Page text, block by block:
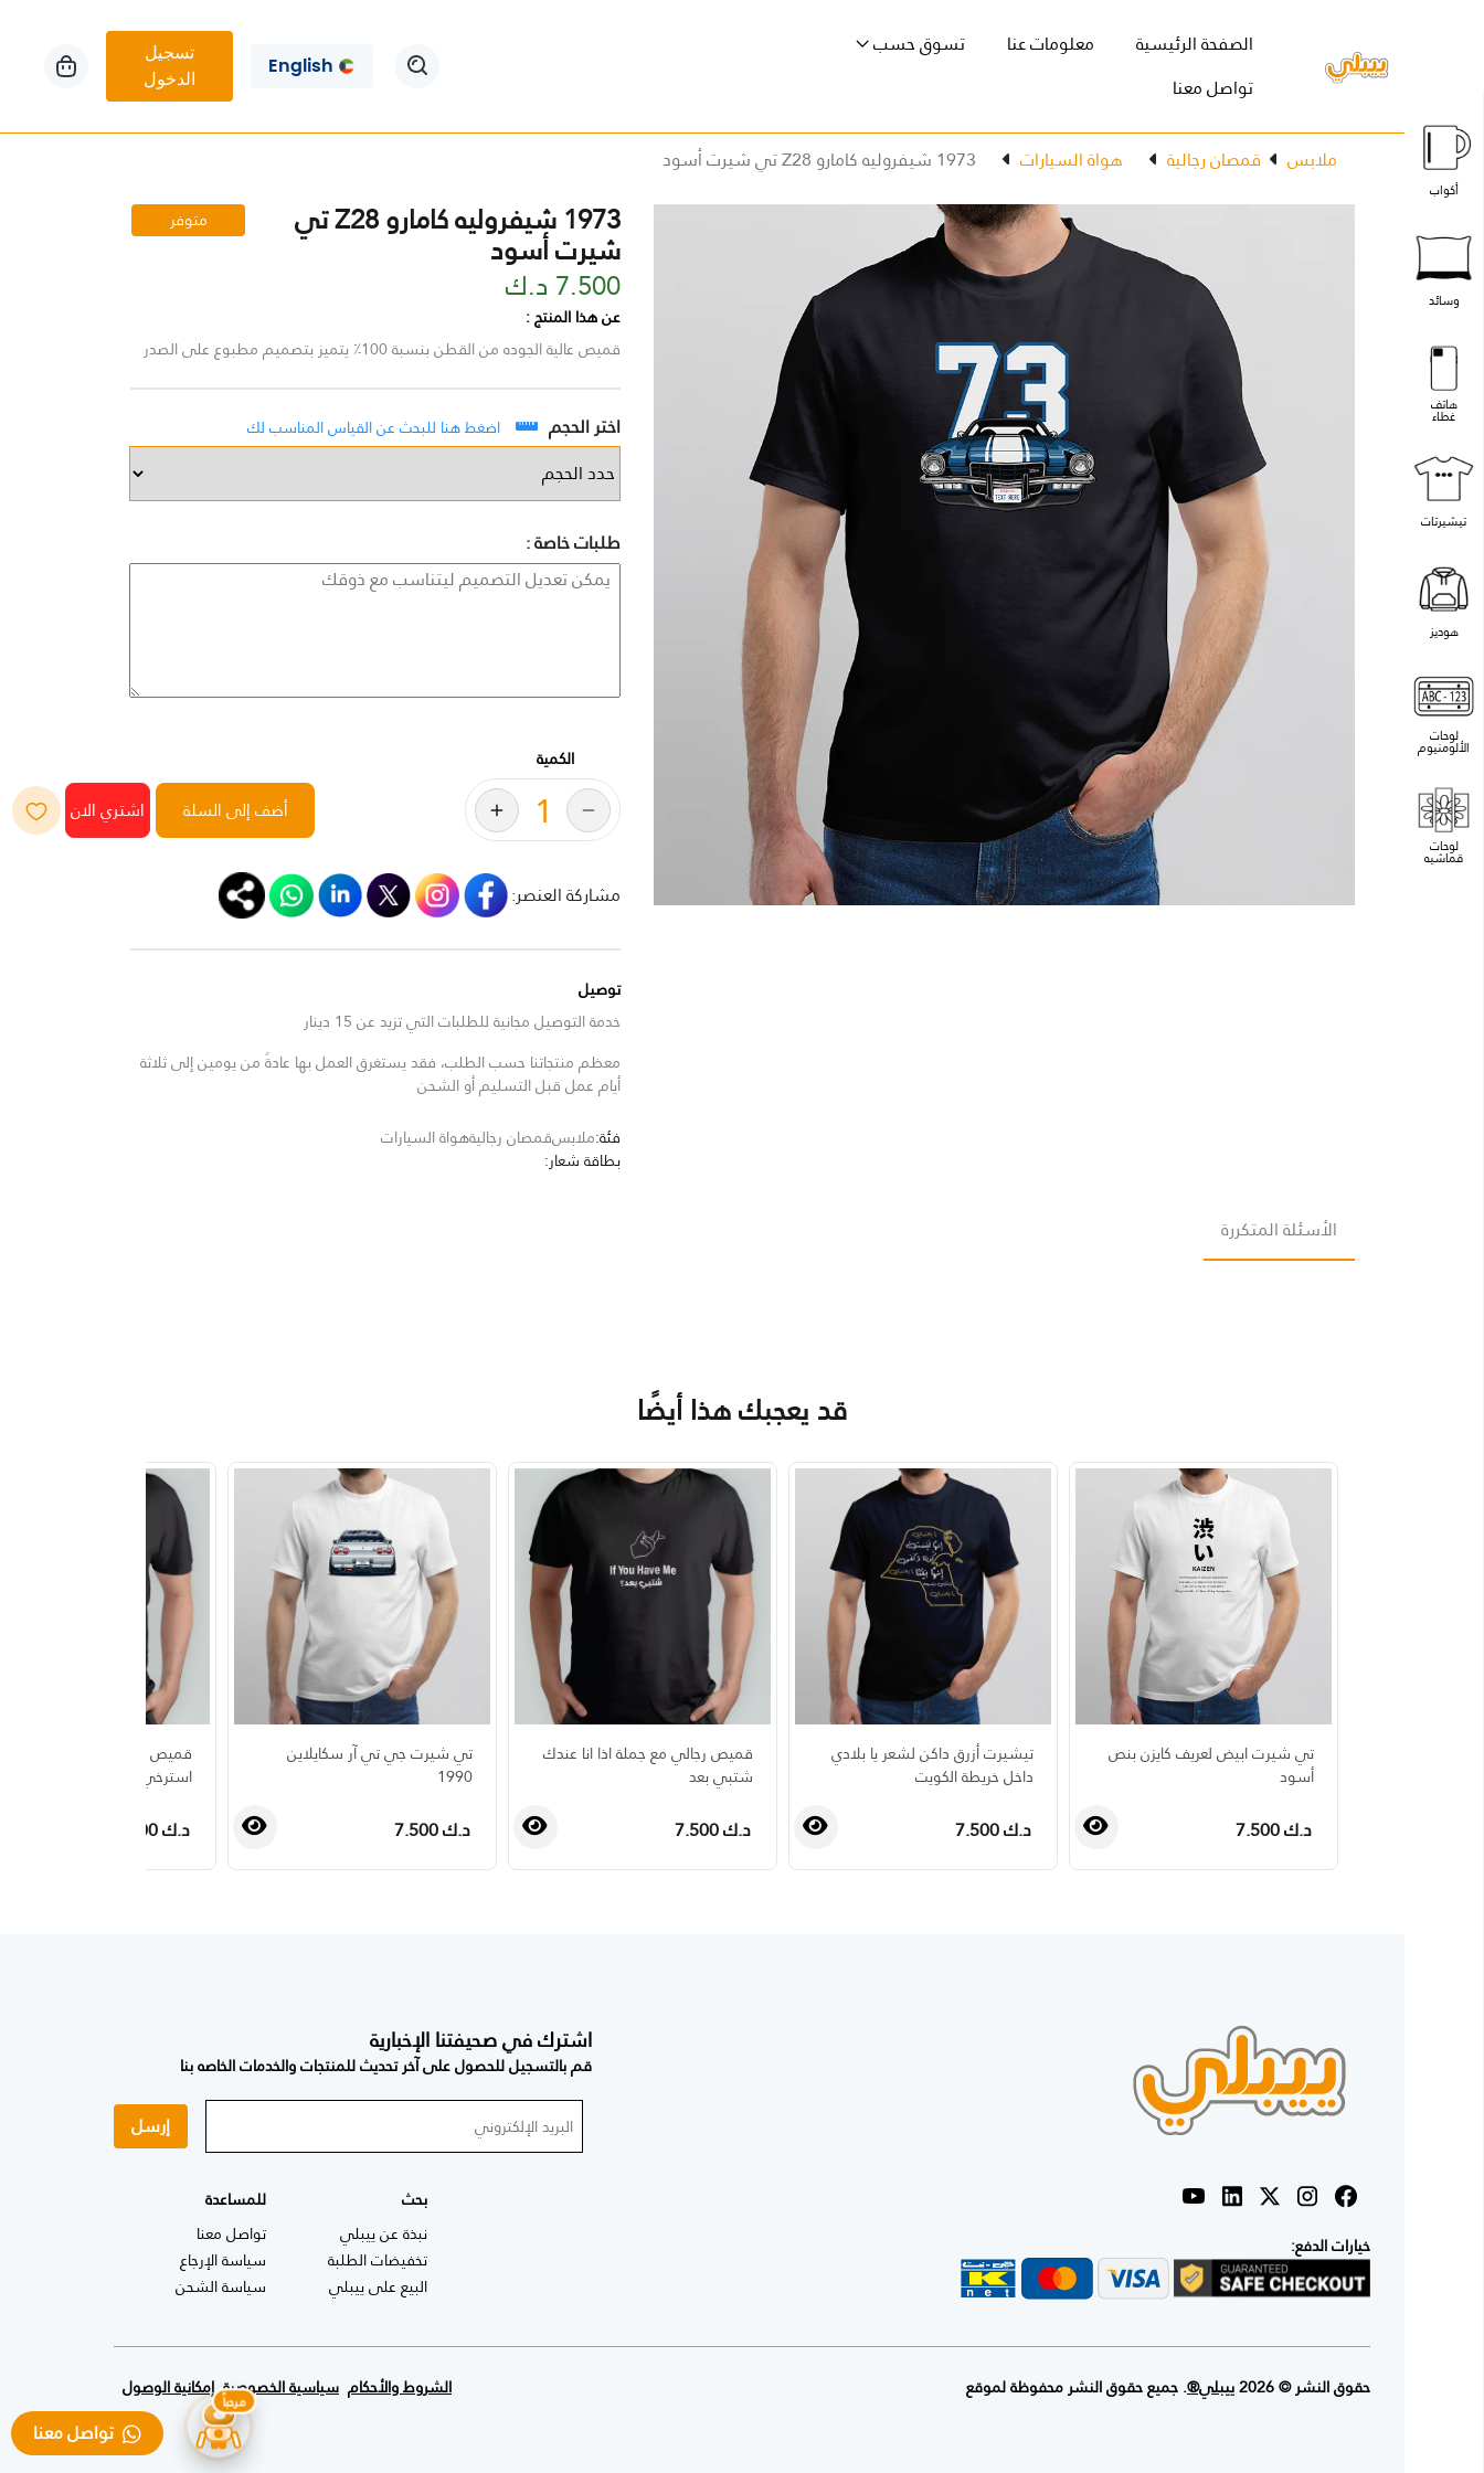
أكواب
وسائد
هاتف
غطاء
تيشيرتات
هوديز
لوحات
الألومنيوم
لوحات
قماشيه
الصفحة الرئيسية
(current) معلومات عنا
تسوق حسب
تواصل معنا
English
تسجيل
الدخول
ملابس قمصان رجالية هواة السيارات 1973 شيفروليه كامارو Z28 تي شيرت أسود
1973 شيفروليه كامارو Z28 تي
شيرت أسود
متوفر
7.500 د.ك
عن هذا المنتج :
قميص عالية الجوده من القطن بنسبة 100٪ يتميز بتصميم مطبوع على الصدر
اختر الحجم اضغط هنا للبحث عن القياس المناسب لك
طلبات خاصة :
الكمية
أضف إلى السلة
مشاركة العنصر:
توصيل
خدمة التوصيل مجانية للطلبات التي تزيد عن 15 دينار
معظم منتجاتنا حسب الطلب، فقد يستغرق العمل بها عادةً من يومين إلى ثلاثة
أيام عمل قبل التسليم أو الشحن
فئة:ملابسقمصان رجاليةهواة السيارات
بطاقة شعار:
الأسئلة المتكررة
قد يعجبك هذا أيضًا
تي شيرت ابيض لعريف كايزن بنص
أسود
د.ك 7.500
تيشيرت أزرق داكن لشعر يا بلادي
داخل خريطة الكويت
د.ك 7.500
قميص رجالي مع جملة اذا انا عندك
شتبي بعد
د.ك 7.500
تي شيرت جي تي آر سكايلاين
1990
د.ك 7.500
قميص رجالي أسود مع كلمة
استرخي باللفظ الانجليزي
د.ك 7.500
خيارات الدفع:
اشترك في صحيفتنا الإخبارية
قم بالتسجيل للحصول على آخر تحديث للمنتجات والخدمات الخاصه بنا
إرسل
بحث
نبذة عن ييبلي
تخفيضات الطلبة
البيع على ييبلي
للمساعدة
تواصل معنا
سياسة الإرجاع
سياسة الشحن
حقوق النشر © 2026 ييبلي®. جميع حقوق النشر محفوظة لموقع الشروط والأحكام سياسية الخصوصية إمكانية الوصول
تواصل معنا